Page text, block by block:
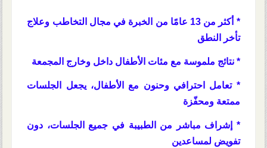
* أكثر من 13 عامًا من الخبرة في مجال التخاطب وعلاج
تأخر النطق
* نتائج ملموسة مع مئات الأطفال داخل وخارج المجمعة
* تعامل احترافي وحنون مع الأطفال، يجعل الجلسات
ممتعة ومحفّزة
* إشراف مباشر من الطبيبة في جميع الجلسات، دون
تفويض لمساعدين